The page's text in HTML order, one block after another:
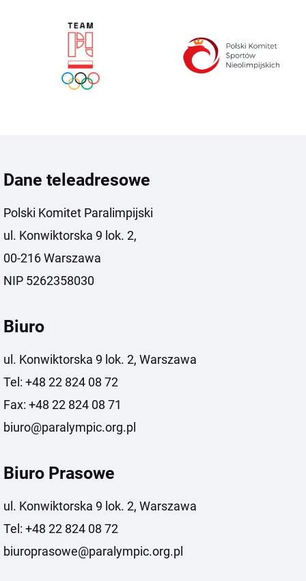
Dane teleadresowe
Polski Komitet Paralimpijski
ul. Konwiktorska 9 lok. 2,
00-216 Warszawa
NIP 5262358030
Biuro
ul. Konwiktorska 9 lok. 2, Warszawa
Tel: +48 22 824 08 72
Fax: +48 22 824 08 71
biuro@paralympic.org.pl
Biuro Prasowe
ul. Konwiktorska 9 lok. 2, Warszawa
Tel: +48 22 824 08 72
biuroprasowe@paralympic.org.pl